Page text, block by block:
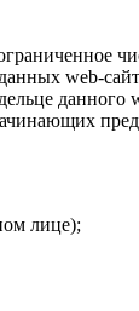
web-
лице);